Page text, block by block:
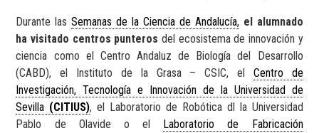
Durante lasSemanas de la Ciencia de Andalucía, el alumnado
ha visitado centros punteros del ecosistema de innovación y
ciencia como el Centro Andaluz de Biología del Desarrollo
(CABD), el Instituto de la Grasa – CSIC, el Centro de
Investigación, Tecnología e Innovación de la Universidad de
Sevilla (CITIUS), el Laboratorio de Robótica dl la Universidad
Pablo de Olavide o el Laboratorio de Fabricación